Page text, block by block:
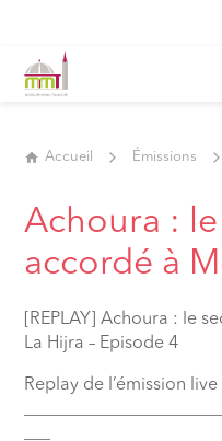
Accueil Émissions
Achoura :
accordé à
[REPLAY] Achoura : le
La Hijra – Episode 4
Replay de l’émission